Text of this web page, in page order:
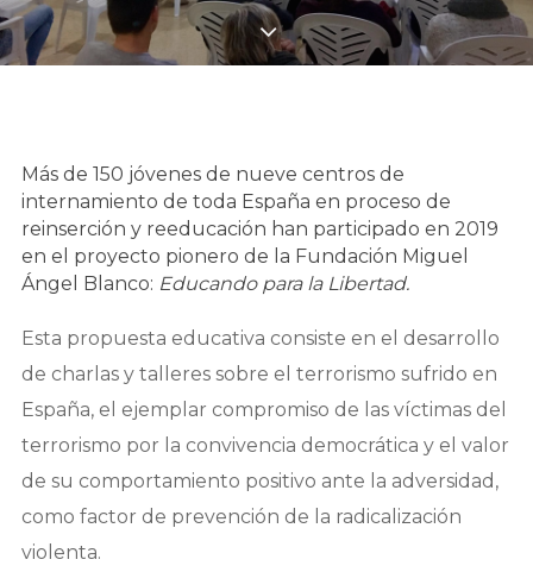
Más de 150 jóvenes de nueve centros de
internamiento de toda España en proceso de
reinserción y reeducación han participado en 2019
en el proyecto pionero de la Fundación Miguel
Ángel Blanco: Educando para la Libertad.
Esta propuesta educativa consiste en el desarrollo
de charlas y talleres sobre el terrorismo sufrido en
España, el ejemplar compromiso de las víctimas del
terrorismo por la convivencia democrática y el valor
de su comportamiento positivo ante la adversidad,
como factor de prevención de la radicalización
violenta.